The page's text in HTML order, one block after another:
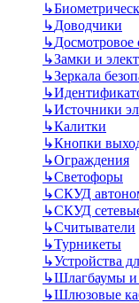
↳
↳Доводчики
↳Досмотровое
↳Замки и
↳Зеркала
↳
↳Источники
↳Калитки
↳Кнопки
↳Ограждения
↳Светофоры
↳СКУД
↳СКУД
↳Считыватели
↳Турникеты
↳Устройства
↳Шлагбаумы и
↳Шлюзовые